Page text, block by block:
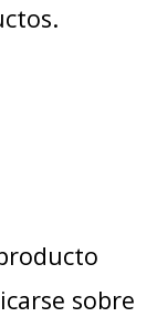
sobre